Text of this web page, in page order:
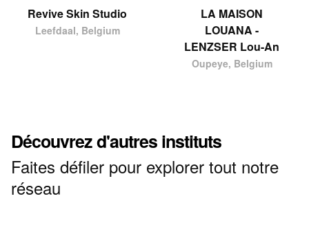
Revive Skin Studio
Leefdaal, Belgium
LA MAISON
LOUANA -
LENZSER Lou-An
Oupeye, Belgium
Découvrez d'autres instituts
Faites défiler pour explorer tout notre
réseau